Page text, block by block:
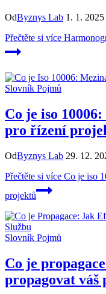
OdByznys Lab 1. 1. 2025
Přečtěte si více
Slovník Pojmů
Co je iso
pro řízení
OdByznys Lab 29. 12.
Přečtěte si více Co je iso
projektů
Slovník Pojmů
Co je
propagovat váš